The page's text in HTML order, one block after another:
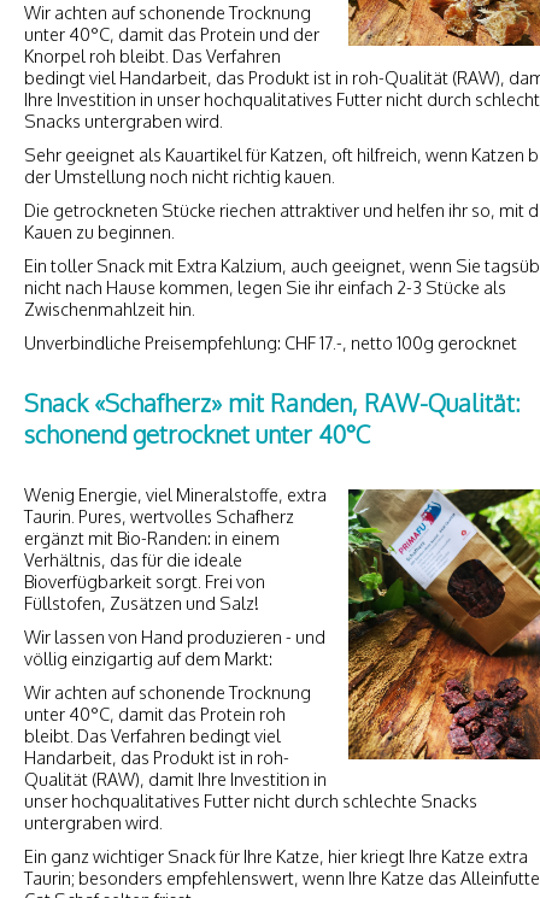
Wir achten auf schonende Trocknung
unter 40°C, damit das Protein und der
Knorpel roh bleibt. Das Verfahren
bedingt viel Handarbeit, das Produkt ist in roh-Qualität (RAW),
Ihre Investition in unser hochqualitatives Futter nicht durch
Snacks untergraben wird.
Sehr geeignet als Kauartikel für Katzen, oft hilfreich, wenn Katzen
der Umstellung noch nicht richtig kauen.
Die getrockneten Stücke riechen attraktiver und helfen ihr so, mit
Kauen zu beginnen.
Ein toller Snack mit Extra Kalzium, auch geeignet, wenn Sie
nicht nach Hause kommen, legen Sie ihr einfach 2-3 Stücke als
Zwischenmahlzeit hin.
Unverbindliche Preisempfehlung: CHF 17.-, netto 100g gerocknet
Snack «Schafherz» mit Randen, RAW-Qualität:
schonend getrocknet unter 40°C
Wenig Energie, viel Mineralstoffe, extra
Taurin. Pures, wertvolles Schafherz
ergänzt mit Bio-Randen: in einem
Verhältnis, das für die ideale
Bioverfügbarkeit sorgt. Frei von
Füllstofen, Zusätzen und Salz!
Wir lassen von Hand produzieren - und
völlig einzigartig auf dem Markt:
Wir achten auf schonende Trocknung
unter 40°C, damit das Protein roh
bleibt. Das Verfahren bedingt viel
Handarbeit, das Produkt ist in roh-
Qualität (RAW), damit Ihre Investition in
unser hochqualitatives Futter nicht durch schlechte Snacks
untergraben wird.
Ein ganz wichtiger Snack für Ihre Katze, hier kriegt Ihre Katze extra
Taurin; besonders empfehlenswert, wenn Ihre Katze das